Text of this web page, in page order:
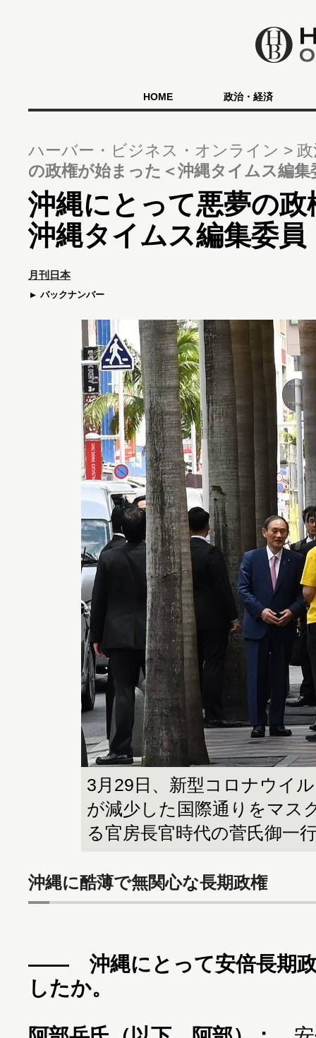
HOME 政治・経済
ハーバー・ビジネス・オンライン
の政権が始まった＜沖縄タイムス編集
沖縄にとって悪夢の
沖縄タイムス編集委員
月刊日本
バックナンバー
3月29日、新型コロナウイ
が減少した国際通りをマス
る官房長官時代の菅氏御一
沖縄に酷薄で無関心な長期政権
―― 沖縄にとって安倍長期政
したか。